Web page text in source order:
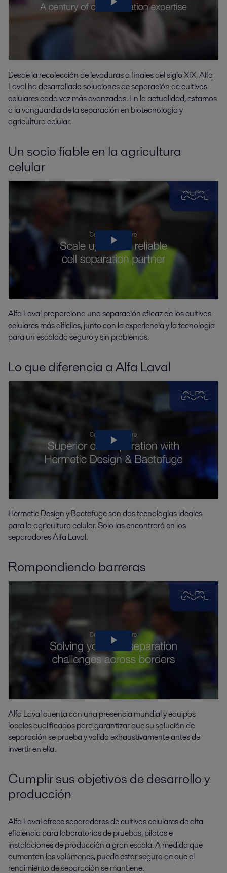
Desde la recolección de levaduras a finales del siglo XIX, Alfa
Laval ha desarrollado soluciones de separación de cultivos
celulares cada vez más avanzadas. En la actualidad, estamos
a la vanguardia de la separación en biotecnología y
agricultura celular.
Un socio fiable en la agricultura
celular
Alfa Laval proporciona una separación eficaz de los cultivos
celulares más difíciles, junto con la experiencia y la tecnología
para un escalado seguro y sin problemas.
Lo que diferencia a Alfa Laval
Hermetic Design y Bactofuge son dos tecnologías ideales
para la agricultura celular. Solo las encontrará en los
separadores Alfa Laval.
Rompondiendo barreras
Alfa Laval cuenta con una presencia mundial y equipos
locales cualificados para garantizar que su solución de
separación se prueba y valida exhaustivamente antes de
invertir en ella.
Cumplir sus objetivos de desarrollo y
producción
Alfa Laval ofrece separadores de cultivos celulares de alta
eficiencia para laboratorios de pruebas, pilotos e
instalaciones de producción a gran escala. A medida que
aumentan los volúmenes, puede estar seguro de que el
rendimiento de separación se mantiene.